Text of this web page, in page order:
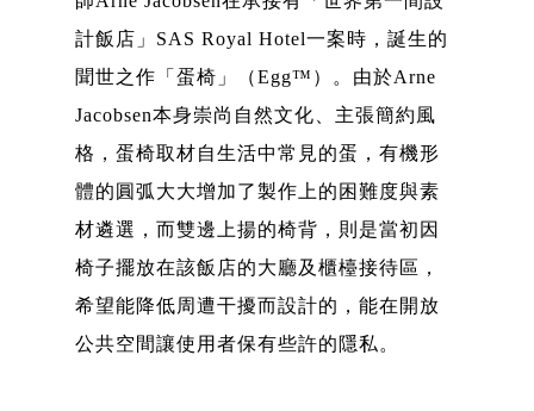
計飯店」SAS Royal Hotel一案時，誕生的
聞世之作「蛋椅」（Egg™）。由於Arne
Jacobsen本身崇尚自然文化、主張簡約風
格，蛋椅取材自生活中常見的蛋，有機形
體的圓弧大大增加了製作上的困難度與素
材遴選，而雙邊上揚的椅背，則是當初因
椅子擺放在該飯店的大廳及櫃檯接待區，
希望能降低周遭干擾而設計的，能在開放
公共空間讓使用者保有些許的隱私。